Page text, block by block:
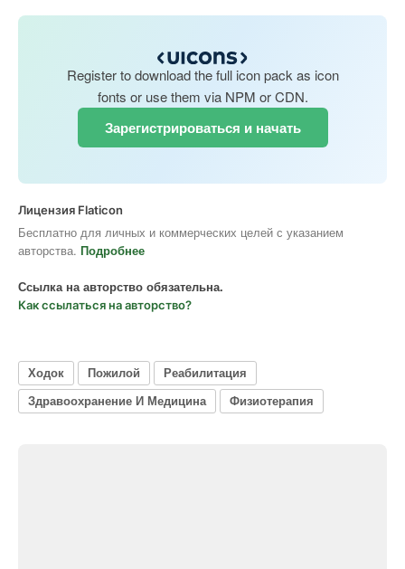
Register to download the full icon pack as icon
fonts or use them via NPM or CDN.
Зарегистрироваться и начать
Лицензия Flaticon
Бесплатно для личных и коммерческих целей с указанием
авторства. Подробнее
Ссылка на авторство обязательна.
Как ссылаться на авторство?
Ходок Пожилой
Реабилитация
Здравоохранение И Медицина
Физиотерапия